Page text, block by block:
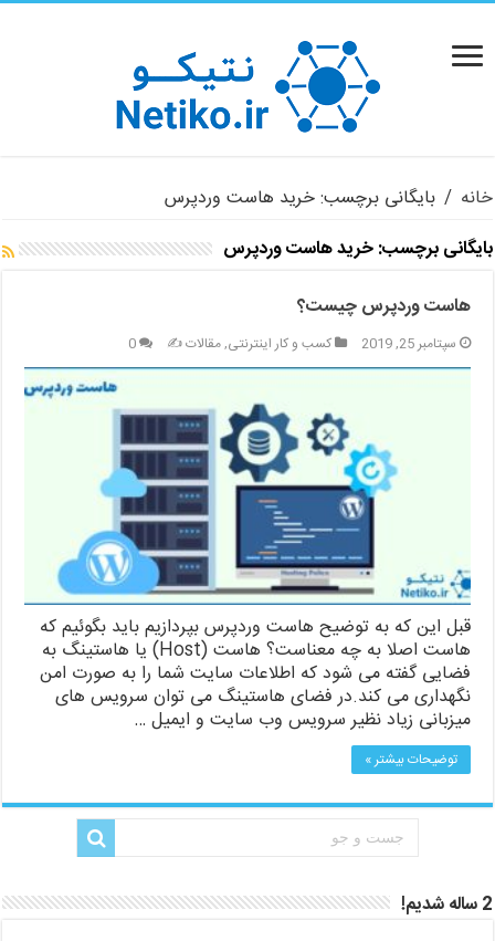
خانه / بایگانی برچسب: خرید هاست وردپرس
بایگانی برچسب:خرید هاست وردپرس
هاست وردپرس چیست؟
سپتامبر 25, 2019 کسب و کار اینترنتی,مقالات ✍️ 0
قبل این که به توضیح هاست وردپرس بپردازیم باید بگوئیم که
هاست اصلا به چه معناست؟ هاست (Host) یا هاستینگ به
فضایی گفته می شود که اطلاعات سایت شما را به صورت امن
نگهداری می کند.در فضای هاستینگ می توان سرویس های
میزبانی زیاد نظیر سرویس وب سایت و ایمیل …
توضیحات بیشتر »
2 ساله شدیم!